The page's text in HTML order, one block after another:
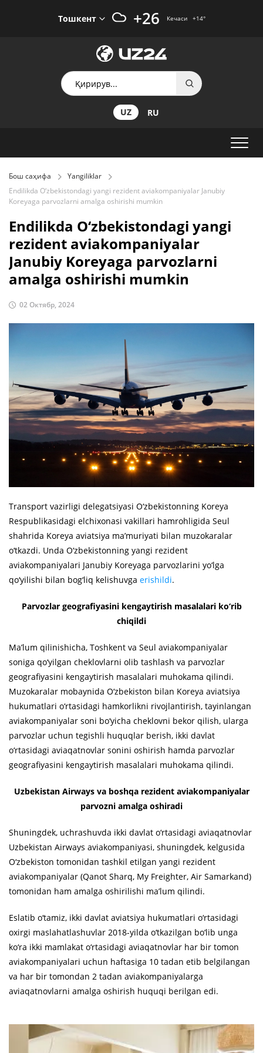
Тошкент +26 Кечаси +14°
UZ RU
Бош саҳифа
Yangiliklar
Endilikda O‘zbekistondagi yangi rezident aviakompaniyalar Janubiy
Koreyaga parvozlarni amalga oshirishi mumkin
Endilikda O‘zbekistondagi yangi
rezident aviakompaniyalar
Janubiy Koreyaga parvozlarni
amalga oshirishi mumkin
02 Октябр, 2024
Transport vazirligi delegatsiyasi O‘zbekistonning Koreya
Respublikasidagi elchixonasi vakillari hamrohligida Seul
shahrida Koreya aviatsiya ma’muriyati bilan muzokaralar
o‘tkazdi. Unda O‘zbekistonning yangi rezident
aviakompaniyalari Janubiy Koreyaga parvozlarini yo‘lga
qo‘yilishi bilan bog‘liq kelishuvga erishildi.
Parvozlar geografiyasini kengaytirish masalalari ko‘rib
chiqildi
Ma’lum qilinishicha, Toshkent va Seul aviakompaniyalar
soniga qo‘yilgan cheklovlarni olib tashlash va parvozlar
geografiyasini kengaytirish masalalari muhokama qilindi.
Muzokaralar mobaynida O‘zbekiston bilan Koreya aviatsiya
hukumatlari o‘rtasidagi hamkorlikni rivojlantirish, tayinlangan
aviakompaniyalar soni bo‘yicha cheklovni bekor qilish, ularga
parvozlar uchun tegishli huquqlar berish, ikki davlat
o‘rtasidagi aviaqatnovlar sonini oshirish hamda parvozlar
geografiyasini kengaytirish masalalari muhokama qilindi.
Uzbekistan Airways va boshqa rezident aviakompaniyalar
parvozni amalga oshiradi
Shuningdek, uchrashuvda ikki davlat o‘rtasidagi aviaqatnovlar
Uzbekistan Airways aviakompaniyasi, shuningdek, kelgusida
O‘zbekiston tomonidan tashkil etilgan yangi rezident
aviakompaniyalar (Qanot Sharq, My Freighter, Air Samarkand)
tomonidan ham amalga oshirilishi ma’lum qilindi.
Eslatib o‘tamiz, ikki davlat aviatsiya hukumatlari o‘rtasidagi
oxirgi maslahatlashuvlar 2018-yilda o‘tkazilgan bo‘lib unga
ko‘ra ikki mamlakat o‘rtasidagi aviaqatnovlar har bir tomon
aviakompaniyalari uchun haftasiga 10 tadan etib belgilangan
va har bir tomondan 2 tadan aviakompaniyalarga
aviaqatnovlarni amalga oshirish huquqi berilgan edi.